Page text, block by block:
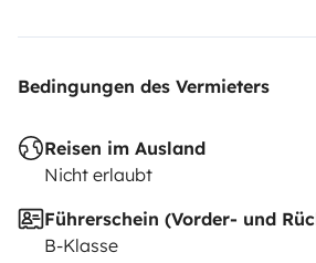
Bedingungen des Vermieters
Reisen im Ausland
Nicht erlaubt
Führerschein (Vorder- und
B-Klasse